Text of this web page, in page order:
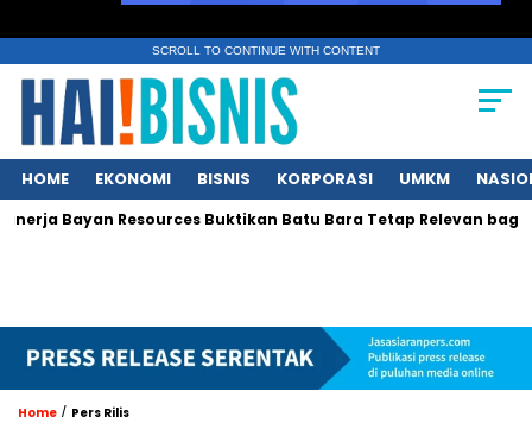
SCROLL TO CONTINUE WITH CONTENT
HOME EKONOMI BISNIS KORPORASI UMKM
Bayan Resources Buktikan Batu Bara Tetap Relevan bagi Asia
Home / Pers Rilis